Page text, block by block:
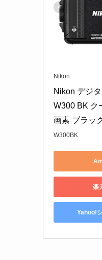
Nikon
Nikon デジ
W300 BK ク
画素 ブラッ
W300BK
楽
Yahoo!